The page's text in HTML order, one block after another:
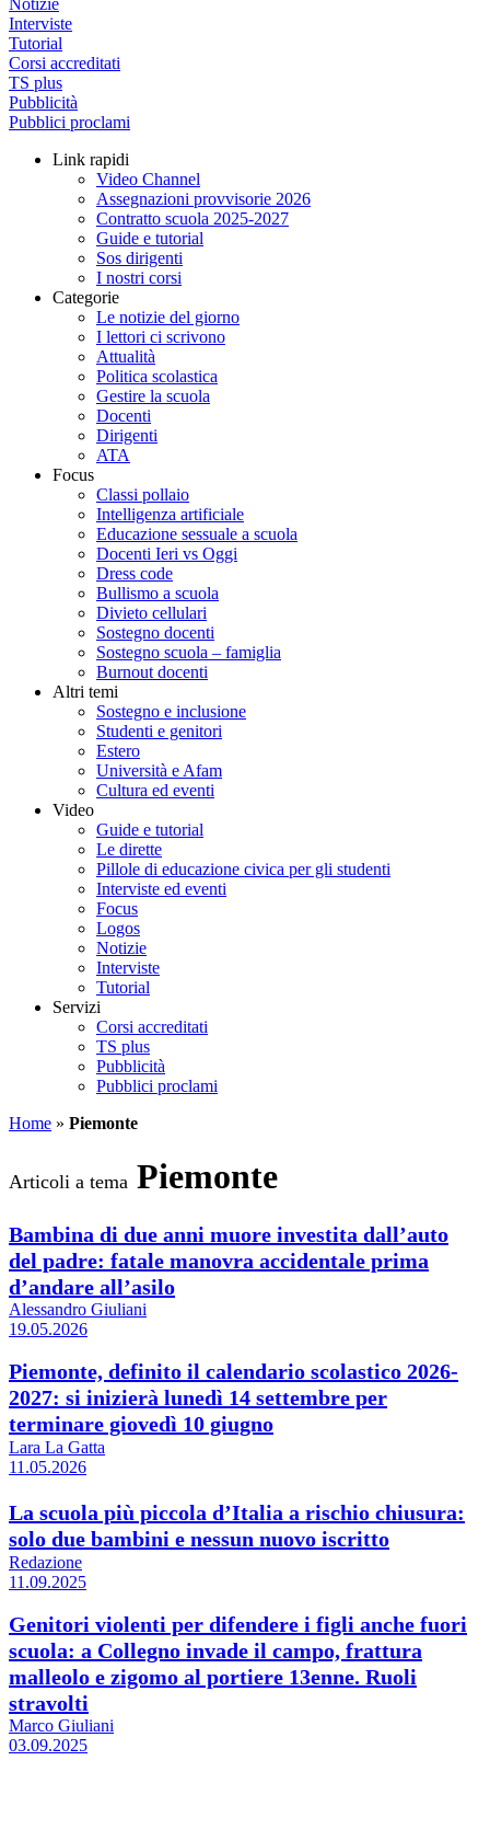
Notizie
Interviste
Tutorial
Corsi accreditati
TS plus
Pubblicità
Pubblici proclami
Link rapidi
Video Channel
Assegnazioni provvisorie 2026
Contratto scuola 2025-2027
Guide e tutorial
Sos dirigenti
I nostri corsi
Categorie
Le notizie del giorno
I lettori ci scrivono
Attualità
Politica scolastica
Gestire la scuola
Docenti
Dirigenti
ATA
Focus
Classi pollaio
Intelligenza artificiale
Educazione sessuale a scuola
Docenti Ieri vs Oggi
Dress code
Bullismo a scuola
Divieto cellulari
Sostegno docenti
Sostegno scuola – famiglia
Burnout docenti
Altri temi
Sostegno e inclusione
Studenti e genitori
Estero
Università e Afam
Cultura ed eventi
Video
Guide e tutorial
Le dirette
Pillole di educazione civica per gli studenti
Interviste ed eventi
Focus
Logos
Notizie
Interviste
Tutorial
Servizi
Corsi accreditati
TS plus
Pubblicità
Pubblici proclami
Home » Piemonte
Articoli a tema Piemonte
Bambina di due anni muore investita dall’auto
del padre: fatale manovra accidentale prima
d’andare all’asilo
Alessandro Giuliani
19.05.2026
Piemonte, definito il calendario scolastico 2026-
2027: si inizierà lunedì 14 settembre per
terminare giovedì 10 giugno
Lara La Gatta
11.05.2026
La scuola più piccola d’Italia a rischio chiusura:
solo due bambini e nessun nuovo iscritto
Redazione
11.09.2025
Genitori violenti per difendere i figli anche fuori
scuola: a Collegno invade il campo, frattura
malleolo e zigomo al portiere 13enne. Ruoli
stravolti
Marco Giuliani
03.09.2025